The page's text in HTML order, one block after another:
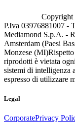
P.Iva 03976881007 -
Mediamond S.p.A. -
Amsterdam (Paesi
Monzese (MI)
riprodotti è vietata
sistemi di intelligenza
espresso di utilizzare
Legal
CorporatePrivacy